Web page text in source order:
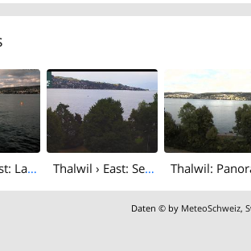
Thalwil › East: Lake Zurich Thalwil › East: Seestrasse 93 - Spline AG - Home Smart Home - Zürichsee - Lake Zurich
Daten © by MeteoSchweiz,